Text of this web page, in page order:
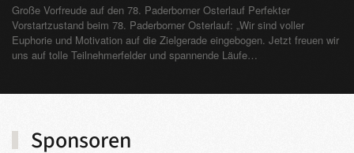
Große Vorfreude auf den 78. Paderborner Osterlauf Perfekter
Vorstartzustand beim 78. Paderborner Osterlauf: „Wir sind voller
Euphorie und Motivation auf die Zielgerade eingebogen. Jetzt freuen wir
uns auf tolle Teilnehmerfelder und spannende Läufe…
Sponsoren